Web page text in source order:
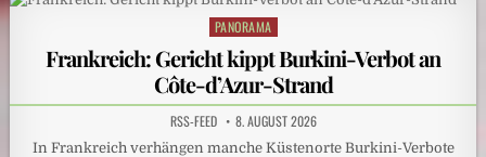
Posted
in
PANORAMA
Frankreich: Gericht kippt Burkini-Verbot an
Côte-d’Azur-Strand
RSS-FEED 8. AUGUST 2026
In Frankreich verhängen manche Küstenorte Burkini-Verbote